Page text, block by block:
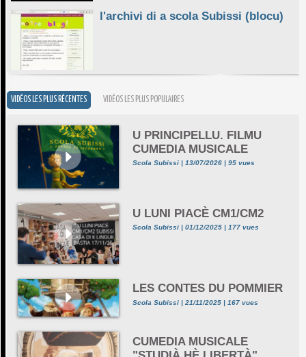
l'archivi di a scola Subissi (blocu)
VIDÉOS LES PLUS RÉCENTES VIDÉOS LES PLUS POPULAIRES
U PRINCIPELLU. FILMU
CUMEDIA MUSICALE
Scola Subissi | 13/07/2026 | 95 vues
U LUNI PIACÈ CM1/CM2
Scola Subissi | 01/12/2025 | 177 vues
LES CONTES DU POMMIER
Scola Subissi | 21/11/2025 | 167 vues
CUMEDIA MUSICALE